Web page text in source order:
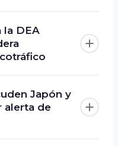
la DEA
Japón y
alerta de